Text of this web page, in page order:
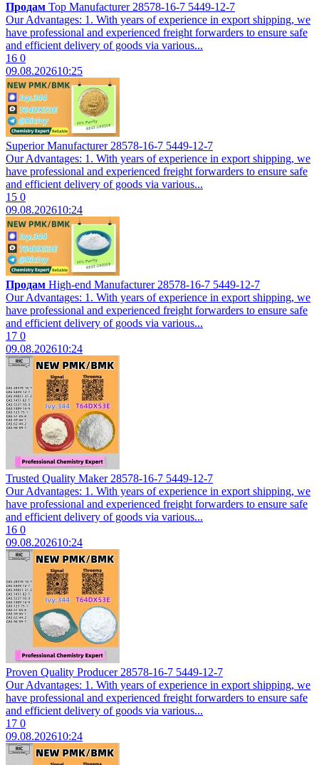
Продам Top Manufacturer 28578-16-7 5449-12-7
Our Advantages: 1. With years of experience in export shipping, we
have professional and experienced freight forwarders to ensure safe
and efficient delivery of goods via various...
16 0
09.08.202610:25
Superior Manufacturer 28578-16-7 5449-12-7
Our Advantages: 1. With years of experience in export shipping, we
have professional and experienced freight forwarders to ensure safe
and efficient delivery of goods via various...
15 0
09.08.202610:24
Продам High-end Manufacturer 28578-16-7 5449-12-7
Our Advantages: 1. With years of experience in export shipping, we
have professional and experienced freight forwarders to ensure safe
and efficient delivery of goods via various...
17 0
09.08.202610:24
Trusted Quality Maker 28578-16-7 5449-12-7
Our Advantages: 1. With years of experience in export shipping, we
have professional and experienced freight forwarders to ensure safe
and efficient delivery of goods via various...
16 0
09.08.202610:24
Proven Quality Producer 28578-16-7 5449-12-7
Our Advantages: 1. With years of experience in export shipping, we
have professional and experienced freight forwarders to ensure safe
and efficient delivery of goods via various...
17 0
09.08.202610:24